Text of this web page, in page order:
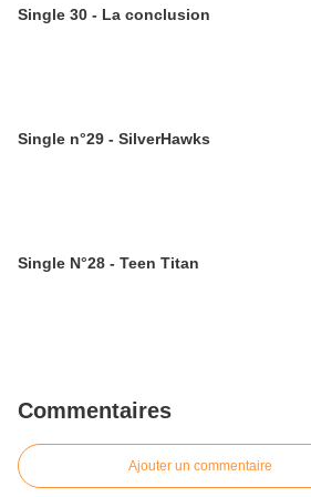
Single 30 - La conclusion
Single n°29 - SilverHawks
Single N°28 - Teen Titan
Commentaires
Ajouter un commentaire